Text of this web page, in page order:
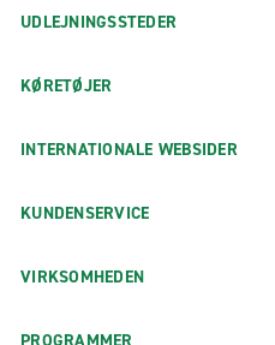
UDLEJNINGSSTEDER
KØRETØJER
INTERNATIONALE WEBSIDER
KUNDENSERVICE
VIRKSOMHEDEN
PROGRAMMER